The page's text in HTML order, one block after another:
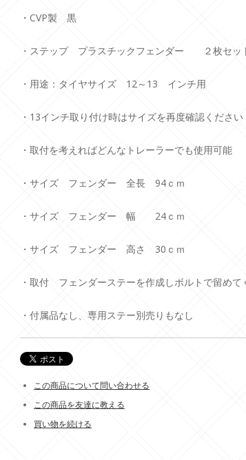
・CVP製 黒
・ステップ プラスチックフェンダー ２枚セッ
・用途：タイヤサイズ 12～13 インチ用
・13インチ取り付け時はサイズを再度確認ください
・取付を考えればどんなトレーラーでも使用可能
・サイズ フェンダー 全長 94ｃｍ
・サイズ フェンダー 幅 24ｃｍ
・サイズ フェンダー 高さ 30ｃｍ
・取付 フェンダーステーを作成しボルトで留めて
・付属品なし、専用ステー別売りもなし
この商品について問い合わせる
この商品を友達に教える
買い物を続ける